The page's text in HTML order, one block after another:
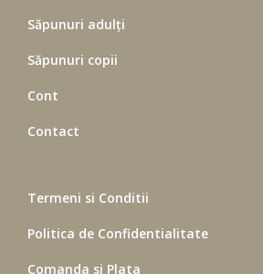
Săpunuri adulți
Săpunuri copii
Cont
Contact
Termeni si Conditii
Politica de Confidentialitate
Comanda si Plata